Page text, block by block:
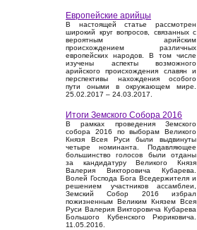
Европейские арийцы
В настоящей статье рассмотрен
широкий круг вопросов, связанных с
вероятным арийским
происхождением различных
европейских народов. В том числе
изучены аспекты возможного
арийского происхождения славян и
перспективы нахождения особого
пути оными в окружающем мире.
25.02.2017 – 24.03.2017.
Итоги Земского Собора 2016
В рамках проведения Земского
собора 2016 по выборам Великого
Князя Всея Руси были выдвинуты
четыре номинанта. Подавляющее
большинство голосов были отданы
за кандидатуру Великого Князя
Валерия Викторовича Кубарева.
Волей Господа Бога Вседержителя и
решением участников ассамблеи,
Земский Собор 2016 избрал
пожизненным Великим Князем Всея
Руси Валерия Викторовича Кубарева
Большого Кубенского Рюриковича.
11.05.2016.